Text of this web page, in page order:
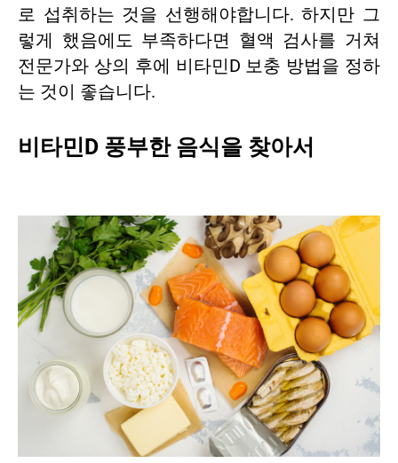
로 섭취하는 것을 선행해야합니다. 하지만 그
렇게 했음에도 부족하다면 혈액 검사를 거쳐
전문가와 상의 후에 비타민D 보충 방법을 정하
는 것이 좋습니다.
비타민D 풍부한 음식을 찾아서